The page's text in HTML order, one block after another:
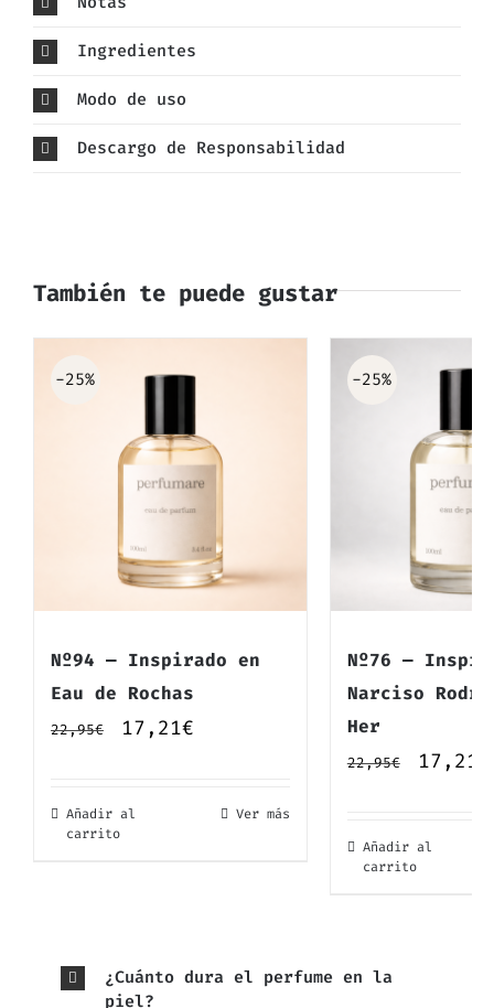
Ingredientes
Modo de uso
Descargo de Responsabilidad
También te puede gustar
-25%
Nº94 — Inspirado en
Eau de Rochas
22,95€
El
era:
17,21€El
Añadir al
carrito
Ver más
-25%
Nº76 —
Narciso
Her
22,95€
El
era:
17,21
Añadir al
carrito
¿Cuánto dura el perfume en la
piel?